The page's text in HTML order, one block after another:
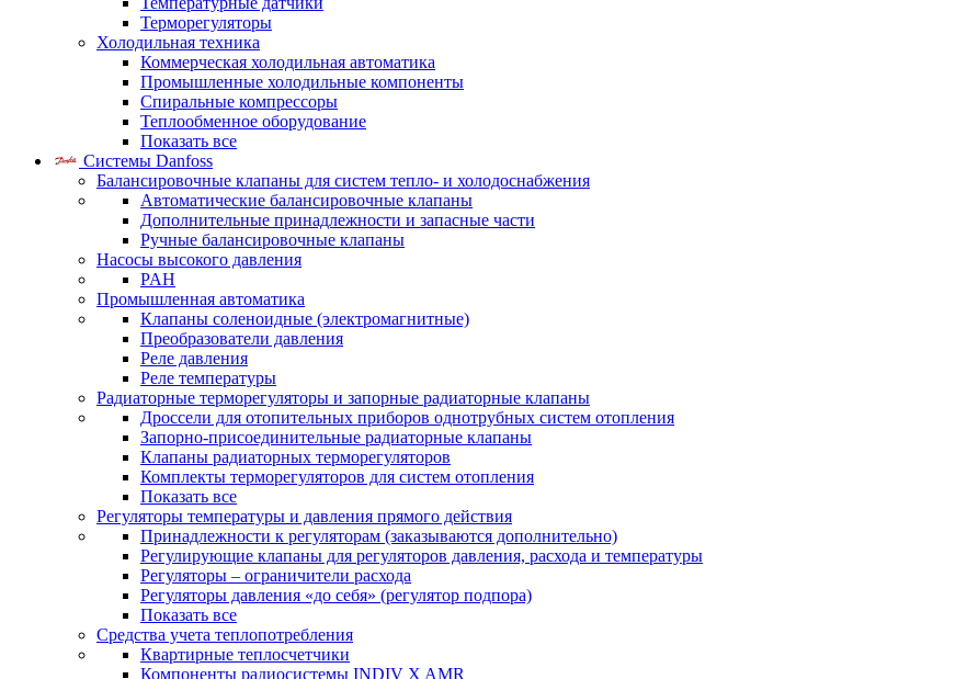
Терморегуляторы
Холодильная техника
Коммерческая холодильная автоматика
Промышленные холодильные компоненты
Спиральные компрессоры
Теплообменное оборудование
Показать все
Системы Danfoss
Балансировочные клапаны для систем тепло- и холодоснабжения
Автоматические балансировочные клапаны
Дополнительные принадлежности и запасные части
Ручные балансировочные клапаны
Насосы высокого давления
PAH
Промышленная автоматика
Клапаны соленоидные (электромагнитные)
Преобразователи давления
Реле давления
Реле температуры
Радиаторные терморегуляторы и запорные радиаторные клапаны
Дроссели для отопительных приборов однотрубных систем отопления
Запорно-присоединительные радиаторные клапаны
Клапаны радиаторных терморегуляторов
Комплекты терморегуляторов для систем отопления
Показать все
Регуляторы температуры и давления прямого действия
Принадлежности к регуляторам (заказываются дополнительно)
Регулирующие клапаны для регуляторов давления, расхода и температуры
Регуляторы – ограничители расхода
Регуляторы давления «до себя» (регулятор подпора)
Показать все
Средства учета теплопотребления
Квартирные теплосчетчики
Компоненты радиосистемы INDIV X AMR